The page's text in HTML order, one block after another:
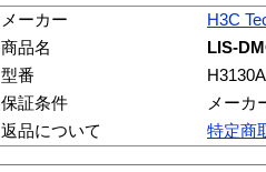
メーカー
H3C
商品名
LIS-
型番
保証条件
メーカ
返品について
特定商